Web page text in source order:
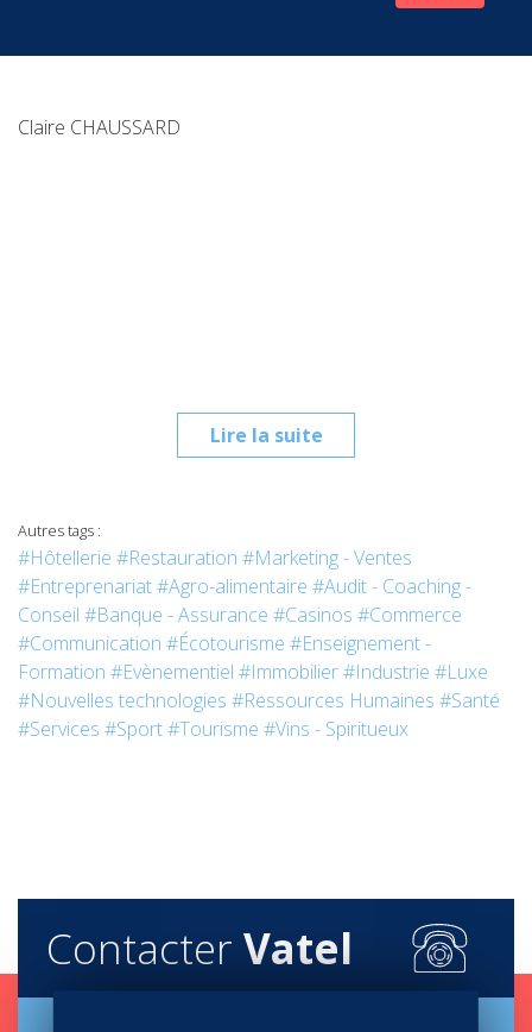
Lire la suite
Claire CHAUSSARD
Autres tags :
#Hôtellerie #Restauration #Marketing - Ventes
#Entreprenariat#Agro-alimentaire #Audit - Coaching -
Conseil #Banque - Assurance #Casinos #Commerce
#Communication #Écotourisme #Enseignement -
Formation #Evènementiel #Immobilier#Industrie #Luxe
#Nouvelles technologies #Ressources Humaines #Santé
#Services #Sport#Tourisme #Vins - Spiritueux
Contacter Vatel